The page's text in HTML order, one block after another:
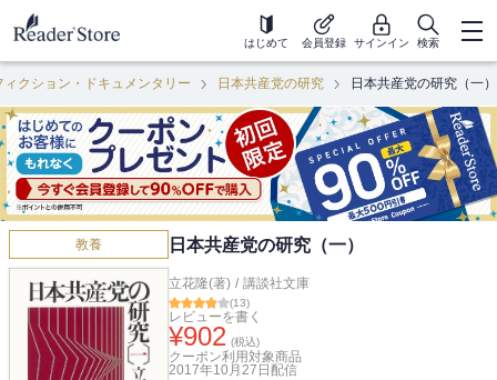
はじめて 会員登録 サインイン 検索
ィクション・ドキュメンタリー 日本共産党の研究 日本共産党の研究（一）
教養 日本共産党の研究（一）
立花隆(著) / 講談社文庫
(13)
レビューを書く
¥902 (税込)
クーポン利用対象商品
2017年10月27日 配信